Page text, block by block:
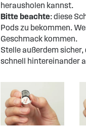
herausholen kannst.
Bitte beachte: diese
Pods zu bekommen.
Geschmack kommen.
Stelle außerdem
schnell hintereinander